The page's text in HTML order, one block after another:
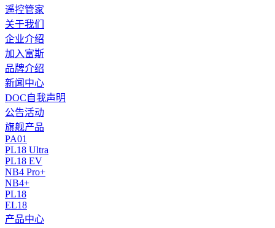
遥控管家
关于我们
企业介绍
加入富斯
品牌介绍
新闻中心
DOC自我声明
公告活动
旗舰产品
PA01
PL18 Ultra
PL18 EV
NB4 Pro+
NB4+
PL18
EL18
产品中心